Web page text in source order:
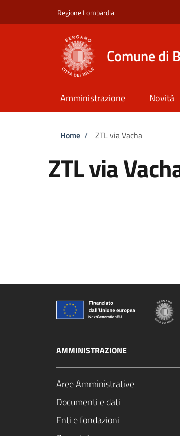
Regione Lombardia
Comune di
Amministrazione Novità
Briciole di pane
Home / ZTL via Vacha
ZTL via
AMMINISTRAZIONE
Aree Amministrative
Documenti e dati
Enti e fondazioni